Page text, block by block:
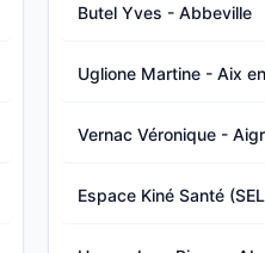
Butel Yves - Abbeville
Uglione Martine - Aix
Vernac Véronique -
Espace Kiné Santé